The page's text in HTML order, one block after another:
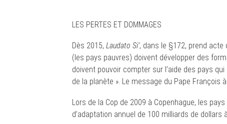
LES PERTES ET DOMMAGES
Dès 2015, Laudato Si’, dans le §172, prend acte
(les pays pauvres) doivent développer des
doivent pouvoir compter sur l’aide des pays
de la planète ». Le message du Pape François
Lors de la Cop de 2009 à Copenhague, les
d’adaptation annuel de 100 milliards de dollars